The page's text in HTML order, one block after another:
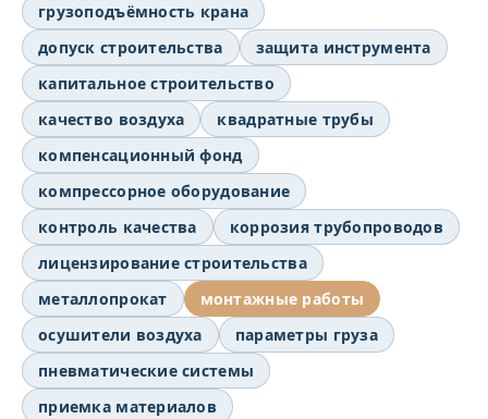
грузоподъёмность крана
допуск строительства
защита инструмента
капитальное строительство
качество воздуха
квадратные трубы
компенсационный фонд
компрессорное оборудование
контроль качества
коррозия трубопроводов
лицензирование строительства
металлопрокат
монтажные работы
осушители воздуха
параметры груза
пневматические системы
приемка материалов